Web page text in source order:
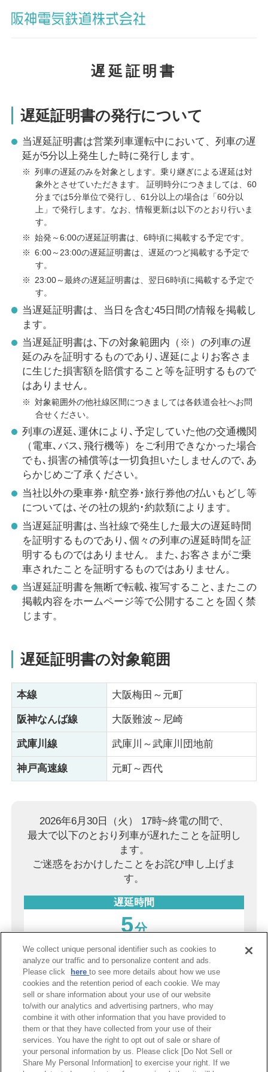
遅延証明書
遅延証明書の発行について
当遅延証明書は営業列車運転中において、列車の遅
延が5分以上発生した時に発行します。
※ 列車の遅延のみを対象とします。乗り継ぎによる遅延は対
象外とさせていただきます。 証明時分につきましては、60
分までは5分単位で発行し、61分以上の場合は「60分以
上」で発行します。なお、情報更新は以下のとおり行いま
す。
※ 始発～6:00の遅延証明書は、6時頃に掲載する予定です。
※ 6:00～23:00の遅延証明書は、遅延のつど掲載する予定で
す。
※
23:00～最終の遅延証明書は、翌日6時頃に掲載する予定で
す。
当遅延証明書は、当日を含む45日間の情報を掲載し
ます。
当遅延証明書は､下の対象範囲内（※）の列車の遅
延のみを証明するものであり､遅延によりお客さま
に生じた損害額を賠償すること等を証明するもので
はありません。
※ 対象範囲外の他社線区間につきましては各鉄道会社へお問
合せください。
列車の遅延､運休により､予定していた他の交通機関
（電車､バス､飛行機等）をご利用できなかった場合
でも､損害の補償等は一切負担いたしませんので､あ
らかじめご了承ください。
当社以外の乗車券･航空券･旅行券他の払いもどし等
については､その社の規約･約款類によります。
当遅延証明書は､当社線で発生した最大の遅延時間
を証明するものであり､個々の列車の遅延時間を証
明するものではありません。また､お客さまがご乗
車されたことを証明するものではありません。
当遅延証明書を無断で転載､複写すること､またこの
掲載内容をホームページ等で公開することを固く禁
じます。
遅延証明書の対象範囲
本線 大阪梅田～元町
阪神なんば線 大阪難波～尼崎
武庫川線 武庫川～武庫川団地前
神戸高速線 元町～西代
2026年6月30日（火） 17時~終電の間で、
最大で以下のとおり列車が遅れたことを証明し
ます。
ご迷惑をおかけしたことをお詫び申し上げま
す。
遅延時間
5分
2026年8月8日（土）
阪神電気鉄道株式会社
PDF表示
We collect unique personal identifier such as cookies to
analyze our traffic and to personalize content and ads.
Please click
hereto see more details about how we use
cookies and the retention period of each cookie. We may
sell or share information about your use of our website
to/with our analytics and advertising partners, who may
combine it with other information that you have provided to
them or that they have collected from your use of their
services. You have the right to opt out of sale or share of
your personal information by us. Please click [Do Not Sell or
Share My Personal Information] to exercise your right. If we